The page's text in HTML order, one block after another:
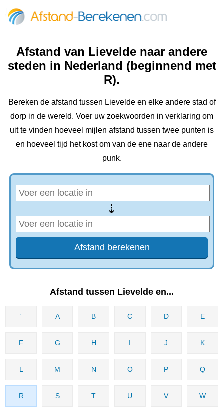
Afstand van Lievelde naar andere
steden in Nederland (beginnend met
R).
Bereken de afstand tussen Lievelde en elke andere stad of
dorp in de wereld. Voer uw zoekwoorden in verklaring om
uit te vinden hoeveel mijlen afstand tussen twee punten is
en hoeveel tijd het kost om van de ene naar de andere
punk.
⇢
Afstand tussen Lievelde en...
' A B C D E
F G H I J K
L M N O P Q
R S T U V W